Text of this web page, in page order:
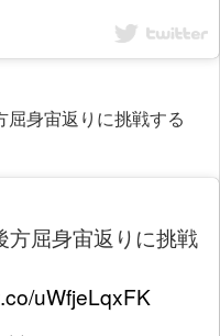
身宙返りに挑戦する
方屈身宙返りに挑戦
uWfjeLqxFK